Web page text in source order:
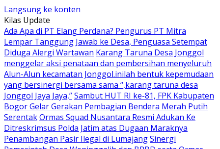
Langsung ke konten
Kilas Update
Ada Apa di PT Elang Perdana? Pengurus PT Mitra
Lempar Tanggung Jawab ke Desa, Penguasa Setempat
Diduga Alergi Wartawan Karang Taruna Desa Jonggol
menggelar aksi penataan dan pembersihan menyeluruh
Alun-Alun kecamatan Jonggol.inilah bentuk kepemudaan
yang bersinergi bersama sama “,karang taruna desa
Jonggol Jaya Jaya,”Sambut HUT RI ke-81, FPK Kabupaten
Bogor Gelar Gerakan Pembagian Bendera Merah Putih
SerentakOrmas Squad Nusantara Resmi Adukan Ke
Ditreskrimsus Polda Jatim atas Dugaan Maraknya
Penambangan Pasir Ilegal di LumajangSinergi